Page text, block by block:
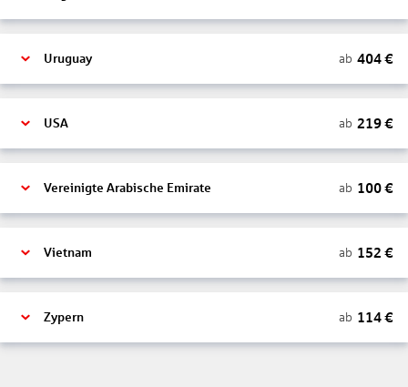
Uruguay ab 404€
USA ab 219€
Vereinigte Arabische Emirate ab 100€
Vietnam ab 152 €
Zypern ab 114€